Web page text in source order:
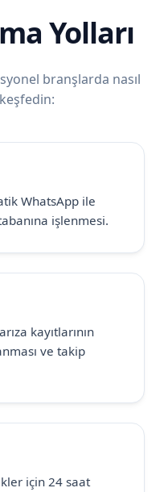
Yolları
branşlarda nasıl
WhatsApp ile
işlenmesi.
kayıtlarının
ve takip
için 24 saat